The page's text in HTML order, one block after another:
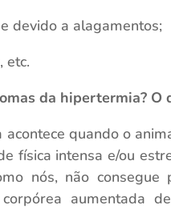
devido a alagamentos;
etc.
da hipertermia? O
quando o
física intensa e/ou
nós, não
aumentada